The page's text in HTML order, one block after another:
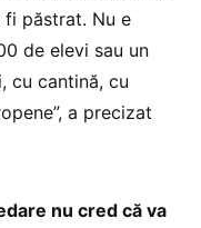
păstrat. Nu e
de elevi sau un
cu cantină, cu
a precizat
nu cred că va